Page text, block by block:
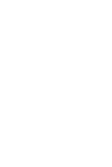
LEIA NO
Aparecida